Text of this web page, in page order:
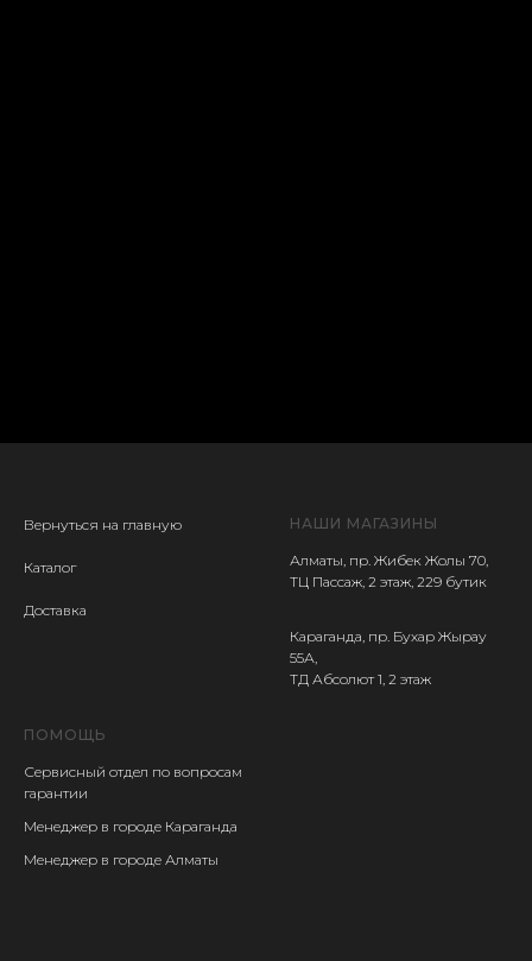
Вернуться на главную
Каталог
Доставка
НАШИ МАГАЗИНЫ
Алматы, пр. Жибек Жолы 70,
ТЦ Пассаж, 2 этаж, 229 бутик
Караганда, пр. Бухар Жырау
55А,
ТД Абсолют 1, 2 этаж
ПОМОЩЬ
Сервисный отдел по вопросам
гарантии
Менеджер в городе Караганда
Менеджер в городе Алматы